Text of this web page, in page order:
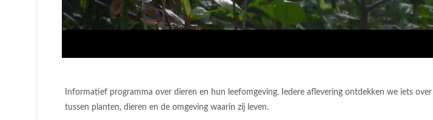
Informatief programma over dieren en hun leefomgeving. Iedere aflevering ontdekken we iets
tussen planten, dieren en de omgeving waarin zij leven.